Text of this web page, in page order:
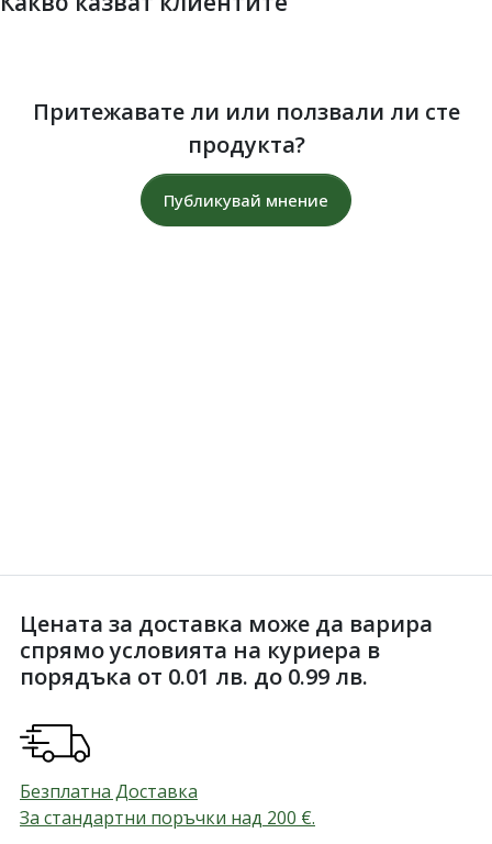
Притежавате ли или ползвали ли сте
продукта?
Публикувай мнение
Цената за доставка може да варира
спрямо условията на куриера в
порядъка от 0.01 лв. до 0.99 лв.
Безплатна Доставка
За стандартни поръчки над 200 €.